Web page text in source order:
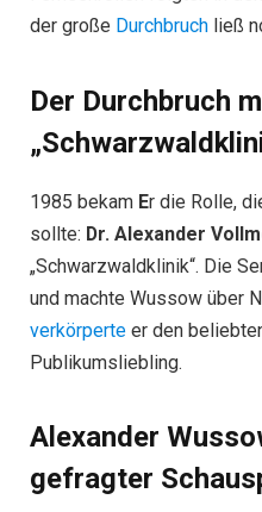
der große Durchbruch ließ
Der Durchbruch
1985 bekam Er die Rolle,
sollte: Dr. Alexander
„Schwarzwaldklinik“. Die
und machte Wussow über
verkörperte er den
Publikumsliebling.
Alexander
gefragter